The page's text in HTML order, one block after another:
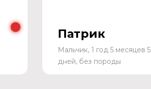
Патрик
Мальчик, 1 год 5 месяцев 5
дней, без породы